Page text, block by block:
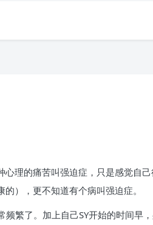
理的痛苦叫强迫症，只是感觉自
），更不知道有个病叫强迫症。
繁了。加上自己SY开始的时间